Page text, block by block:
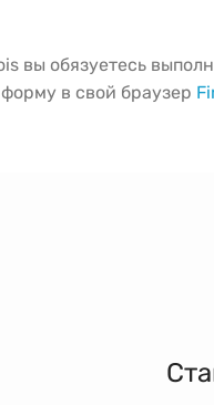
вы обязуетесь
в свой браузер